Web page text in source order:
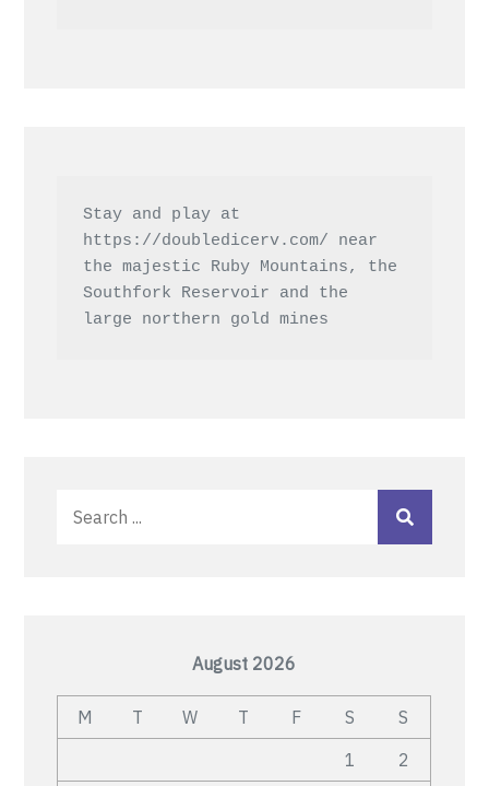
https://doubledicerv.com/ near
the majestic Ruby Mountains, the
Southfork Reservoir and the
large northern gold mines
August 2026
M T W T F S
S
1
2